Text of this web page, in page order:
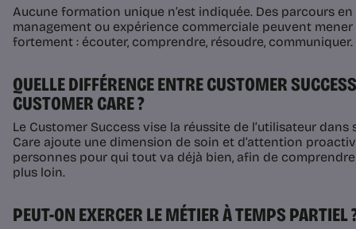
Aucune formation unique n’est indiquée. Des parcours
management ou expérience commerciale peuvent
fortement : écouter, comprendre, résoudre, communiquer.
QUELLE DIFFÉRENCE ENTRE CUSTOMER
CUSTOMER CARE ?
Le Customer Success vise la réussite de l’utilisateur
Care ajoute une dimension de soin et d’attention
personnes pour qui tout va déjà bien, afin de
plus loin.
PEUT-ON EXERCER LE MÉTIER À TEMPS PARTIEL